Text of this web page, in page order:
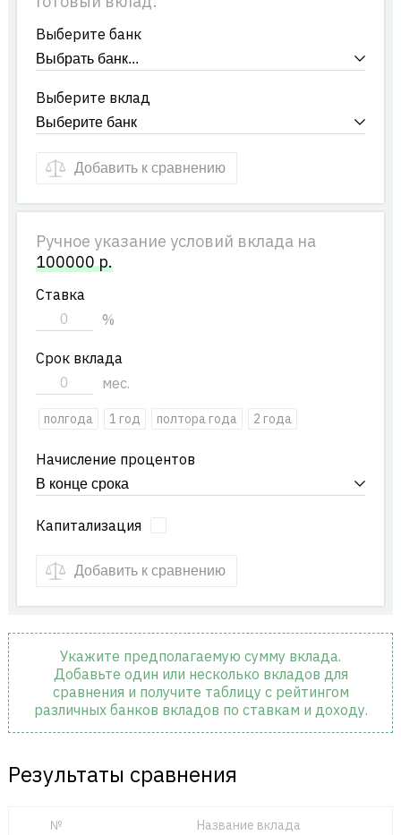
Выберите банк
Выберите вклад
Добавить к сравнению
Ручное указание условий вклада на
100000р.
Ставка
%
Срок вклада
мес.
полгода 1 год полтора года 2 года
Начисление процентов
Капитализация
Добавить к сравнению
Укажите предполагаемую сумму вклада.
Добавьте один или несколько вкладов для
сравнения и получите таблицу с рейтингом
различных банков вкладов по ставкам и доходу.
Результаты сравнения
№ Название вклада